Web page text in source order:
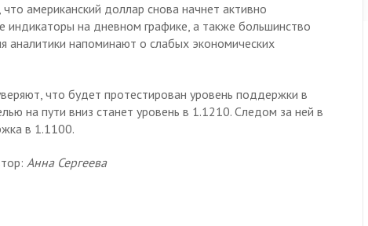
американский доллар снова начнет активно
индикаторы на дневном графике, а также большинство
аналитики напоминают о слабых экономических
что будет протестирован уровень поддержки в
на пути вниз станет уровень в 1.1210. Следом за ней в
в 1.1100.
Анна Сергеева